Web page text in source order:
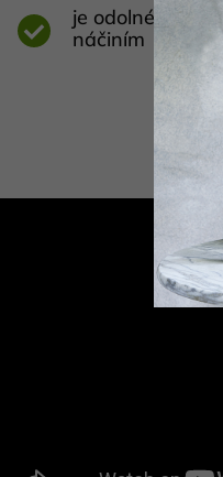
je odolné proti
náčiním